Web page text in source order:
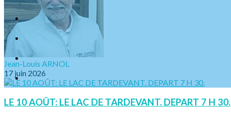
Jean-Louis ARNOL
17 juin 2026
LE 10 AOÛT: LE LAC DE TARDEVANT. DEPART 7 H 30.